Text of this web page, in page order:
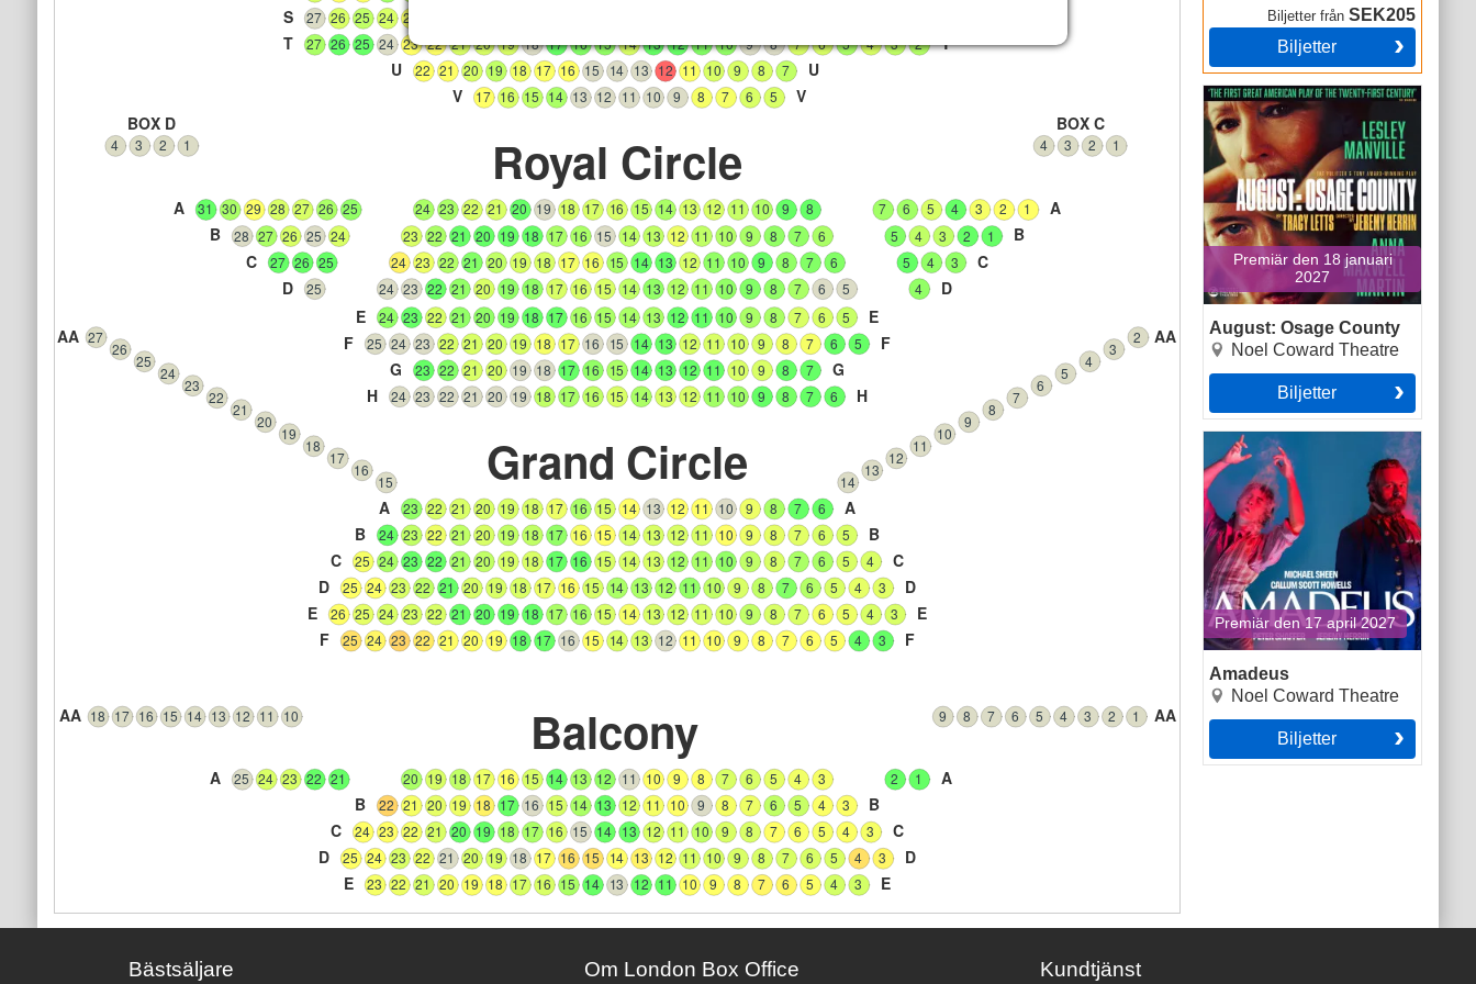
23
24
25
26
27
S
2
3
4
5
6
7
8
9
10
11
12
13
14
15
16
17
18
19
20
21
22
23
24
25
26
27
T T
7
8
9
10
11
12
13
14
15
16
17
18
19
20
21
22
U U
5
6
7
8
9
10
11
12
13
14
15
16
17
V V
Royal Circle
1
2
3
4
5
6
7
8
9
10
11
12
13
14
15
16
17
18
19
20
21
22
23
24
25
26
27
28
29
30
31
A A
1
2
3
4
5
6
7
8
9
10
11
12
13
14
15
16
17
18
19
20
21
22
23
24
25
26
27
28
B B
3
4
5
6
7
8
9
10
11
12
13
14
15
16
17
18
19
20
21
22
23
24
25
26
27
C C
4
5
6
7
8
9
10
11
12
13
14
15
16
17
18
19
20
21
22
23
24
25
D D
5
6
7
8
9
10
11
12
13
14
15
16
17
18
19
20
21
22
23
24
E E
5
6
7
8
9
10
11
12
13
14
15
16
17
18
19
20
21
22
23
24
25
F F
7
8
9
10
11
12
13
14
15
16
17
18
19
20
21
22
23
G G
6
7
8
9
10
11
12
13
14
15
16
17
18
19
20
21
22
23
24
H H
Grand Circle
6
7
8
9
10
11
12
13
14
15
16
17
18
19
20
21
22
23
A A
5
6
7
8
9
10
11
12
13
14
15
16
17
18
19
20
21
22
23
24
B B
4
5
6
7
8
9
10
11
12
13
14
15
16
17
18
19
20
21
22
23
24
25
C C
3
4
5
6
7
8
9
10
11
12
13
14
15
16
17
18
19
20
21
22
23
24
25
D D
3
4
5
6
7
8
9
10
11
12
13
14
15
16
17
18
19
20
21
22
23
24
25
26
E E
3
4
5
6
7
8
9
10
11
12
13
14
15
16
17
18
19
20
21
22
23
24
25
F F
Balcony
1
2
3
4
5
6
7
8
9
10
11
12
13
14
15
16
17
18
19
20
21
22
23
24
25
A A
3
4
5
6
7
8
9
10
11
12
13
14
15
16
17
18
19
20
21
22
B B
3
4
5
6
7
8
9
10
11
12
13
14
15
16
17
18
19
20
21
22
23
24
C C
3
4
5
6
7
8
9
10
11
12
13
14
15
16
17
18
19
20
21
22
23
24
25
D D
3
4
5
6
7
8
9
10
11
12
13
14
15
16
17
18
19
20
21
22
23
E E
2
3
4
5
6
7
8
9
10
11
12
13
14
15
16
17
18
19
20
21
22
23
24
25
26
27
AA AA
1
2
3
4
5
6
7
8
9
10
11
12
13
14
15
16
17
18
AA AA
1
2
3
4
BOX C
1
2
3
4
BOX D
BiljetterfrånSEK205
Biljetter
Premiär den 18 januari
2027
August: Osage County
Noel Coward Theatre
Biljetter
August: Osage County
Premiär den 17 april 2027
Amadeus
Noel Coward Theatre
Biljetter
Amadeus
Bästsäljare Om London Box Office Kundtjänst